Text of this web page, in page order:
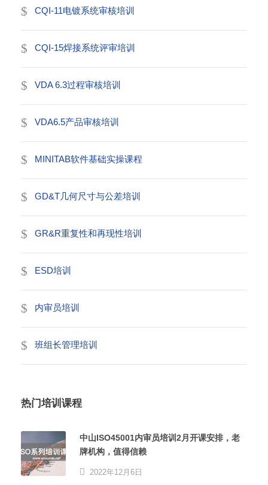
CQI-11电镀系统审核培训
CQI-15焊接系统评审培训
VDA 6.3过程审核培训
VDA6.5产品审核培训
MINITAB软件基础实操课程
GD&T几何尺寸与公差培训
GR&R重复性和再现性培训
ESD培训
内审员培训
班组长管理培训
热门培训课程
中山ISO45001内审员培训2月开课安排，老
牌机构，值得信赖
2022年12月6日